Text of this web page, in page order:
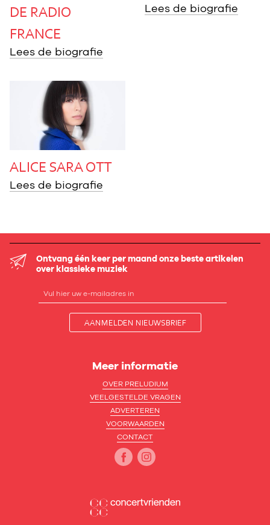
DE RADIO
FRANCE
Lees de biografie
Lees de biografie
ALICE SARA OTT
Lees de biografie
Ontvang één keer per maand onze beste artikelen
over klassieke muziek
AANMELDEN NIEUWSBRIEF
Meer informatie
OVER PRELUDIUM
VEELGESTELDE VRAGEN
ADVERTEREN
VOORWAARDEN
CONTACT